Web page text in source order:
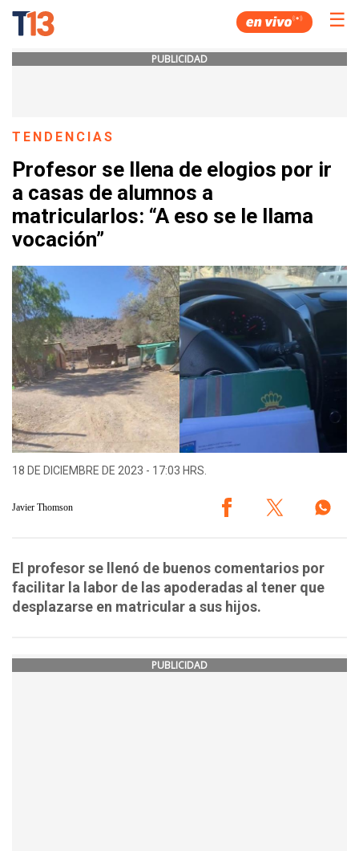
☰
PUBLICIDAD
TENDENCIAS
Profesor se llena de elogios por ir
a casas de alumnos a
matricularlos: “A eso se le llama
vocación”
18 DE DICIEMBRE DE 2023 - 17:03 HRS.
Javier Thomson
El profesor se llenó de buenos comentarios por
facilitar la labor de las apoderadas al tener que
desplazarse en matricular a sus hijos.
PUBLICIDAD